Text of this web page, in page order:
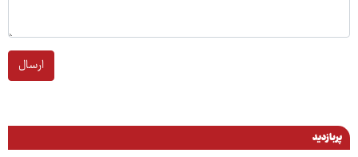
ارسال
پربازدید